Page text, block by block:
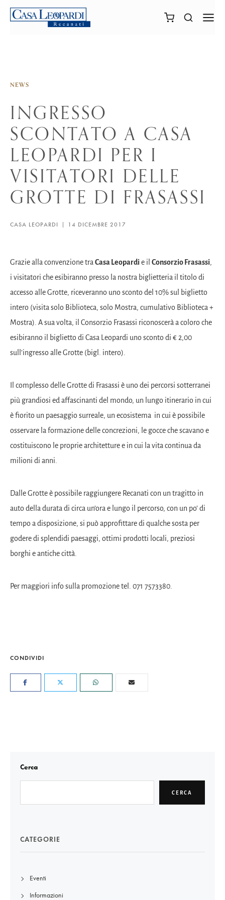
NEWS
INGRESSO
SCONTATO A CASA
LEOPARDI PER I
VISITATORI DELLE
GROTTE DI FRASASSI
CASA LEOPARDI 14 DICEMBRE 2017
Grazie alla convenzione tra Casa Leopardie il Consorzio Frasassi,
i visitatori che esibiranno presso la nostra biglietteria il titolo di
accesso alle Grotte, riceveranno uno sconto del 10% sul biglietto
intero (visita solo Biblioteca, solo Mostra, cumulativo Biblioteca +
Mostra). A sua volta, il Consorzio Frasassi riconoscerà a coloro che
esibiranno il biglietto di Casa Leopardi uno sconto di € 2,00
sull’ingresso alle Grotte (bigl. intero).
Il complesso delle Grotte di Frasassi è uno dei percorsi sotterranei
più grandiosi ed affascinanti del mondo, un lungo itinerario in cui
è fiorito un paesaggio surreale, un ecosistema in cui è possibile
osservare la formazione delle concrezioni, le gocce che scavano e
costituiscono le proprie architetture e in cui la vita continua da
milioni di anni.
Dalle Grotte è possibile raggiungere Recanati con un tragitto in
auto della durata di circa un’ora e lungo il percorso, con un po’ di
tempo a disposizione, si può approfittare di qualche sosta per
godere di splendidi paesaggi, ottimi prodotti locali, preziosi
borghi e antiche città.
Per maggiori info sulla promozione tel. 071 7573380.
CONDIVIDI
Cerca
CERCA
CATEGORIE
Eventi
Informazioni